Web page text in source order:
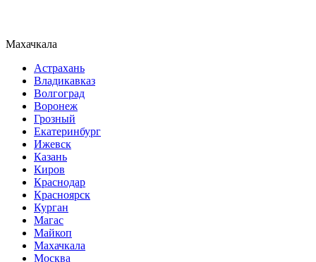
Махачкала
Астрахань
Владикавказ
Волгоград
Воронеж
Грозный
Екатеринбург
Ижевск
Казань
Киров
Краснодар
Красноярск
Курган
Магас
Майкоп
Махачкала
Москва